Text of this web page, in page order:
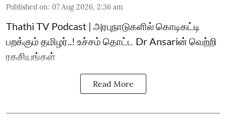
Published on: 07 Aug 2026, 2:36 am
Thathi TV Podcast | அரபுநாடுகளில் கொடிகட்டி
பறக்கும் தமிழர்..! உச்சம் தொட்ட Dr Ansariன் வெற்றி
ரகசியங்கள்
Read More